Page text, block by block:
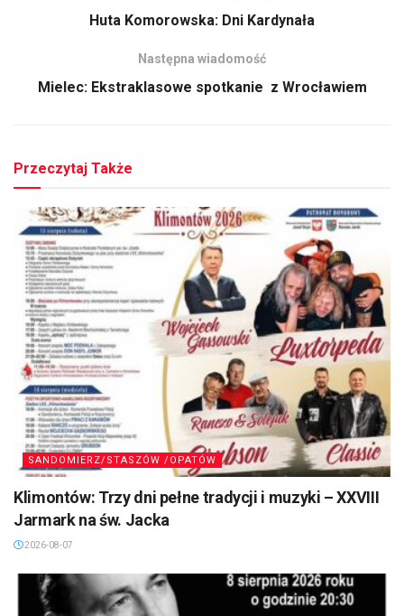
Huta Komorowska: Dni Kardynała
Następna wiadomość
Mielec: Ekstraklasowe spotkanie z Wrocławiem
Przeczytaj Także
SANDOMIERZ/STASZÓW /OPATÓW
Klimontów: Trzy dni pełne tradycji i muzyki – XXVIII
Jarmark na św. Jacka
2026-08-07